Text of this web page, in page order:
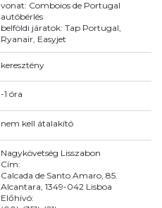
vonat: Comboios de Portugal
autóbérlés
belföldi járatok: Tap Portugal,
Ryanair, Easyjet
keresztény
-1 óra
nem kell átalakító
Nagykövetség Lisszabon
Cím:
Calcada de Santo Amaro, 85.
Alcantara, 1349-042 Lisboa
Előhívó: